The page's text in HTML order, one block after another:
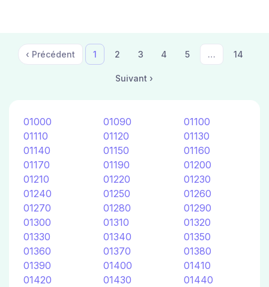
‹ Précédent 1 2 3 4 5 … 14
Suivant ›
01000 01090
01100
01110
01120
01130
01140
01150
01160
01170
01190
01200
01210
01220
01230
01240
01250
01260
01270
01280
01290
01300
01310
01320
01330
01340
01350
01360
01370
01380
01390
01400
01410
01420
01430
01440